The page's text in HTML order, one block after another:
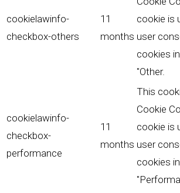
cookielawinfo-
checkbox-others
11
months
cookie is
user
cookies
"Other.
cookielawinfo-
checkbox-
performance
11
months
This
Cookie
cookie is
user
cookies